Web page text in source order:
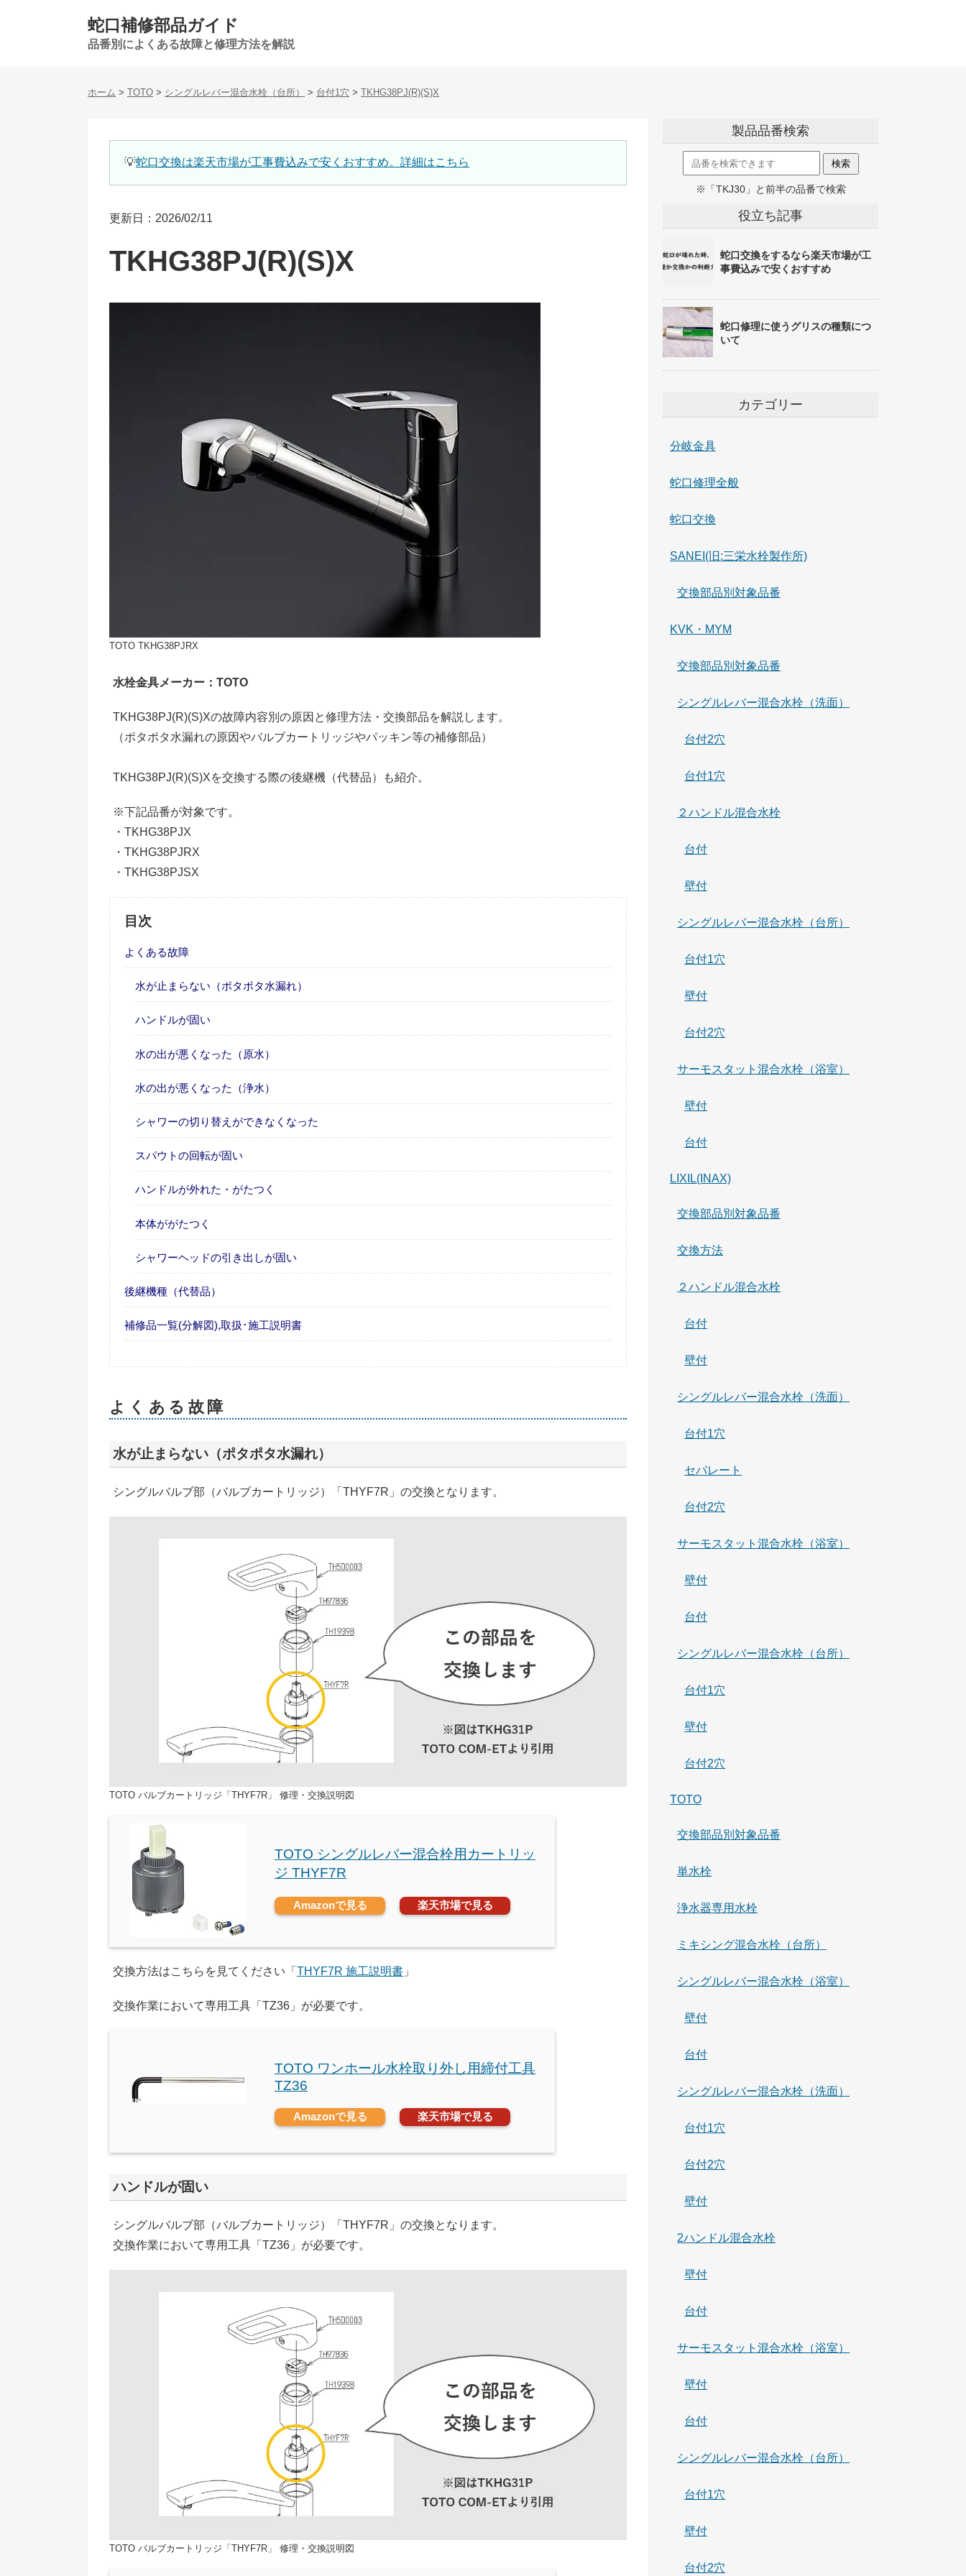
蛇口補修部品ガイド
品番別によくある故障と修理方法を解説
ホーム > TOTO > シングルレバー混合水栓（台所） > 台付1穴 > TKHG38PJ(R)(S)X
💡蛇口交換は楽天市場が工事費込みで安くおすすめ。詳細はこちら
更新日：2026/02/11
TKHG38PJ(R)(S)X
TOTO TKHG38PJRX
水栓金具メーカー：TOTO
TKHG38PJ(R)(S)Xの故障内容別の原因と修理方法・交換部品を解説します。
（ポタポタ水漏れの原因やバルブカートリッジやパッキン等の補修部品）
TKHG38PJ(R)(S)Xを交換する際の後継機（代替品）も紹介。
※下記品番が対象です。
・TKHG38PJX
・TKHG38PJRX
・TKHG38PJSX
目次
よくある故障
水が止まらない（ポタポタ水漏れ）
ハンドルが固い
水の出が悪くなった（原水）
水の出が悪くなった（浄水）
シャワーの切り替えができなくなった
スパウトの回転が固い
ハンドルが外れた・がたつく
本体ががたつく
シャワーヘッドの引き出しが固い
後継機種（代替品）
補修品一覧(分解図),取扱･施工説明書
よくある故障
水が止まらない（ポタポタ水漏れ）
シングルバルブ部（バルブカートリッジ）「THYF7R」の交換となります。
TOTO バルブカートリッジ「THYF7R」 修理・交換説明図
TOTO シングルレバー混合栓用カートリッ
ジ THYF7R
Amazonで見る 楽天市場で見る
交換方法はこちらを見てください「 THYF7R 施工説明書 」
交換作業において専用工具「TZ36」が必要です。
TOTO ワンホール水栓取り外し用締付工具
TZ36
Amazonで見る 楽天市場で見る
ハンドルが固い
シングルバルブ部（バルブカートリッジ）「THYF7R」の交換となります。
交換作業において専用工具「TZ36」が必要です。
TOTO バルブカートリッジ「THYF7R」 修理・交換説明図
製品品番検索
※「TKJ30」と前半の品番で検索
役立ち記事
蛇口交換をするなら楽天市場が工
事費込みで安くおすすめ
蛇口修理に使うグリスの種類につ
いて
カテゴリー
分岐金具
蛇口修理全般
蛇口交換
SANEI(旧:三栄水栓製作所)
交換部品別対象品番
KVK・MYM
交換部品別対象品番
シングルレバー混合水栓（洗面）
台付2穴
台付1穴
２ハンドル混合水栓
台付
壁付
シングルレバー混合水栓（台所）
台付1穴
壁付
台付2穴
サーモスタット混合水栓（浴室）
壁付
台付
LIXIL(INAX)
交換部品別対象品番
交換方法
２ハンドル混合水栓
台付
壁付
シングルレバー混合水栓（洗面）
台付1穴
セパレート
台付2穴
サーモスタット混合水栓（浴室）
壁付
台付
シングルレバー混合水栓（台所）
台付1穴
壁付
台付2穴
TOTO
交換部品別対象品番
単水栓
浄水器専用水栓
ミキシング混合水栓（台所）
シングルレバー混合水栓（浴室）
壁付
台付
シングルレバー混合水栓（洗面）
台付1穴
台付2穴
壁付
2ハンドル混合水栓
壁付
台付
サーモスタット混合水栓（浴室）
壁付
台付
シングルレバー混合水栓（台所）
台付1穴
壁付
台付2穴